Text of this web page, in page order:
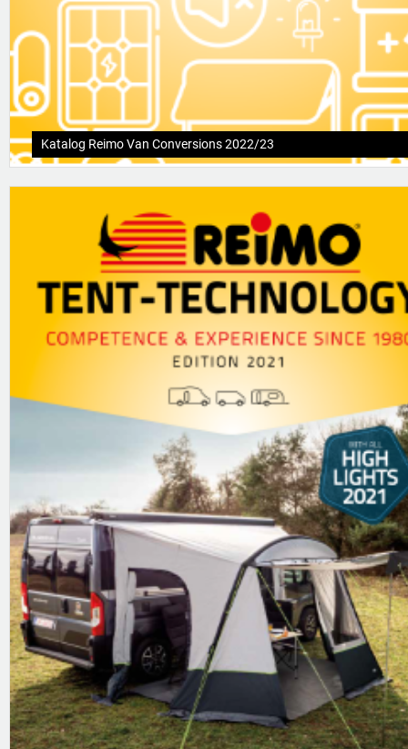
Katalog Reimo Van Conversions 2022/23